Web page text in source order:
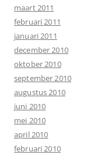
maart 2011
februari 2011
januari 2011
december 2010
oktober 2010
september 2010
augustus 2010
juni 2010
mei 2010
april 2010
februari 2010